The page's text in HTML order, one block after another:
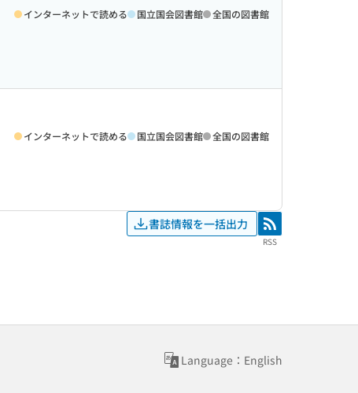
インターネットで読める 国立国会図書館 全国の図書館
インターネットで読める 国立国会図書館 全国の図書館
書誌情報を一括出力 RSS
RSS
Language：English